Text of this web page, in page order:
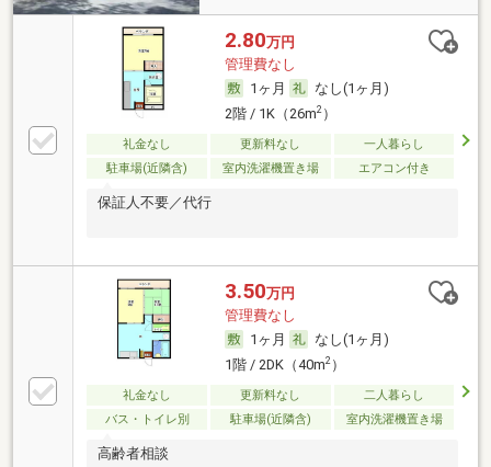
2.80万円
管理費なし
1ヶ月
なし(1ヶ月)
2階 / 1K（26m2）
礼金なし 更新料なし
一人暮らし
駐車場(近隣含)
室内洗濯機置き場 エアコン付き
保証人不要／代行
3.50万円
管理費なし
1ヶ月
なし(1ヶ月)
1階 / 2DK（40m2）
礼金なし 更新料なし
二人暮らし
バス・トイレ別
駐車場(近隣含) 室内洗濯機置き場
高齢者相談